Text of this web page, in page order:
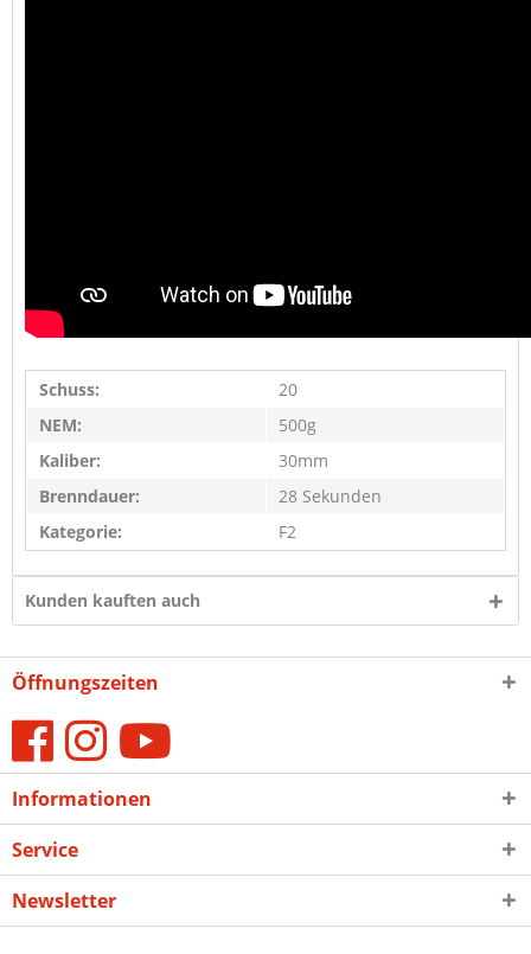
Schuss:
20
NEM:
500g
Kaliber:
30mm
Brenndauer:
28 Sekunden
Kategorie:
F2
Kunden kauften auch
Öffnungszeiten
Informationen
Service
Newsletter